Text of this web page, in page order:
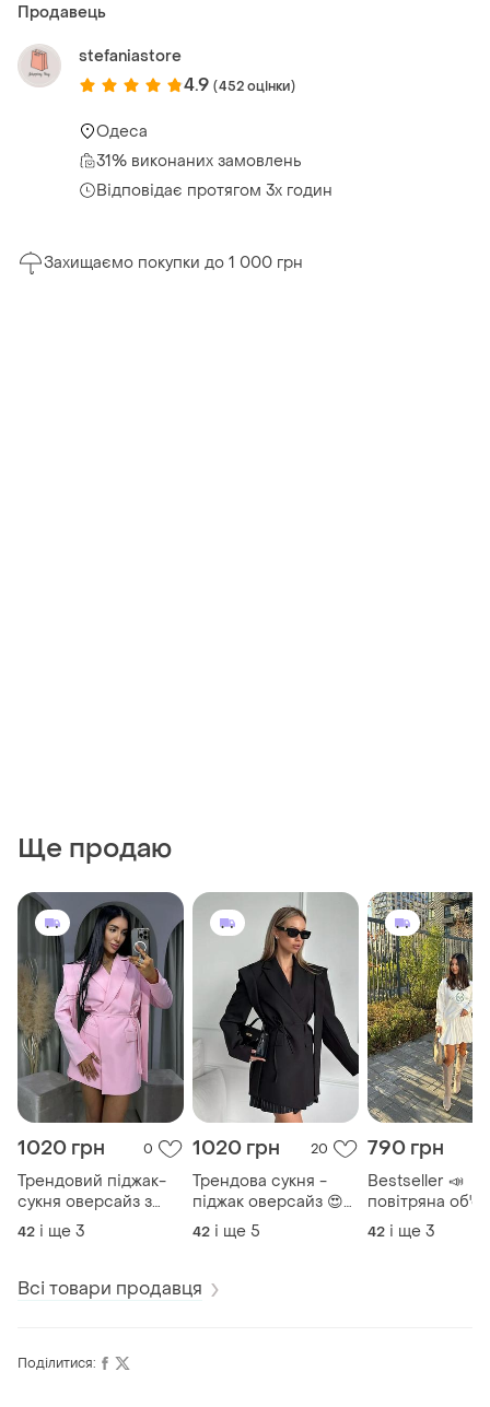
Продавець
stefaniastore
4.9 (452 оцінки)
Одеса
31% виконаних замовлень
Відповідає протягом 3х годин
Захищаємо покупки до 1 000 грн
Ще продаю
1020 грн 0
Трендовий піджак-
сукня оверсайз з
поясом, жакет
блейзер, платье
42 і ще 3
1020 грн 20
Трендова сукня -
піджак оверсайз 😍
жакет, плаття, платье
пиджак
42 і ще 5
790 грн
Bestseller 📣
повітряна
спідниця
балон з
42 і ще 3
Всі товари продавця
Поділитися: